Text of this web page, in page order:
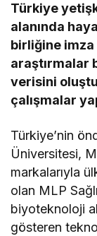
Türkiye
alanında
birliğine imza
araştırmalar
verisini
çalışmalar
Türkiye’nin
Üniversitesi,
markalarıyla
olan MLP
biyoteknoloji
gösteren